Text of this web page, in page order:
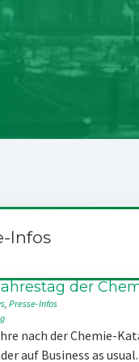
Infos
der
, Presse-Infos
nach der Chemie-
auf Business as